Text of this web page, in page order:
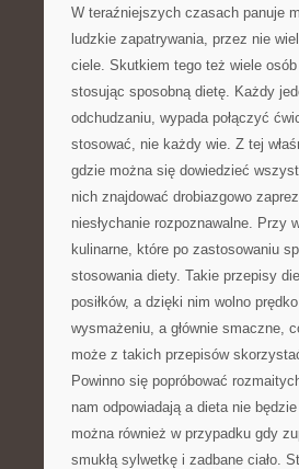
W teraźniejszych czasach panuje
ludzkie zapatrywania, przez nie
ciele. Skutkiem tego też wiele
stosując sposobną dietę. Każdy
odchudzaniu, wypada połączyć
stosować, nie każdy wie. Z tej
gdzie można się dowiedzieć
nich znajdować drobiazgowo
niesłychanie rozpoznawalne.
kulinarne, które po zastosowaniu
stosowania diety. Takie przepisy
posiłków, a dzięki nim wolno
wysmażeniu, a głównie smaczne,
może z takich przepisów
Powinno się popróbować
nam odpowiadają a dieta nie
można również w przypadku gdy
smukłą sylwetkę i zadbane ciało.